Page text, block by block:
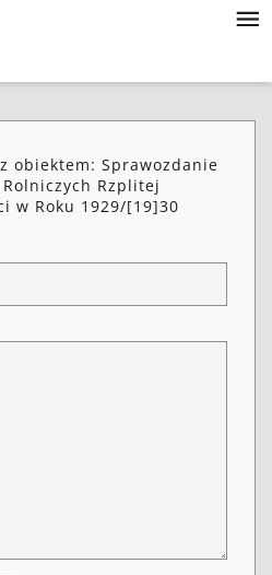
obiektem: Sprawozdanie
Rzplitej
w Roku 1929/[19]30